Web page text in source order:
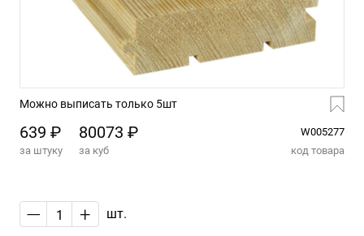
Можно выписать только 5шт
639 ₽ 80073 ₽
W005277
за штуку
за куб код товара
— + шт.